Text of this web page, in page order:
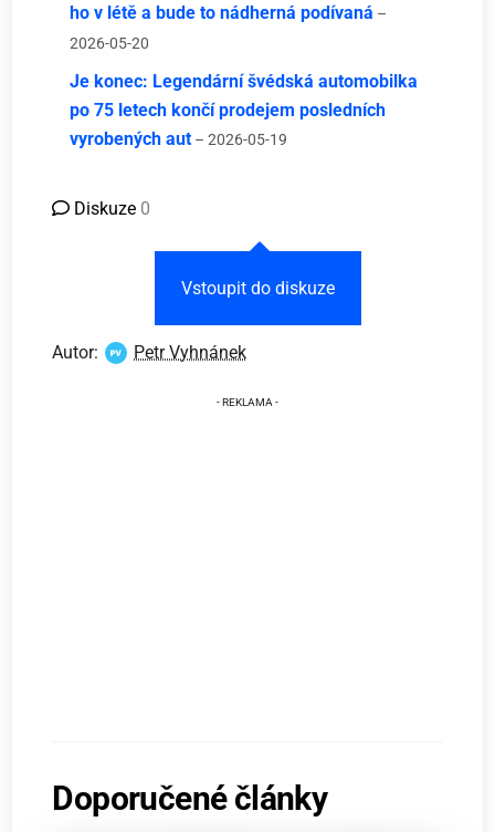
ho v létě a bude to nádherná podívaná –
2026-05-20
Je konec: Legendární švédská automobilka
po 75 letech končí prodejem posledních
vyrobených aut – 2026-05-19
Diskuze 0
Vstoupit do diskuze
Autor: Petr Vyhnánek
Doporučené články